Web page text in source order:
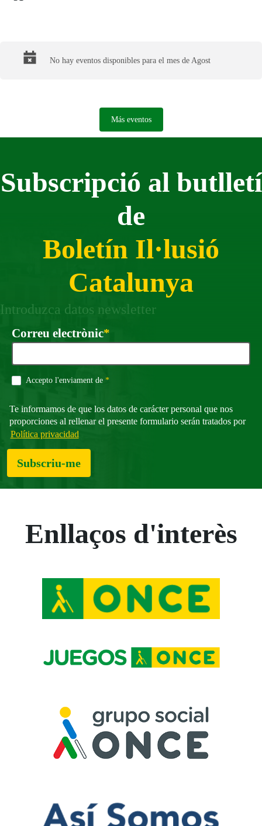
No hay eventos disponibles para el mes de Agost
Más eventos
Subscripció al butlletí
de
Boletín Il·lusió
Catalunya
Introduzca datos newsletter
Correu electrònic*
Accepto l'enviament de *Obligatori
Te informamos de que los datos de carácter personal que nos
proporciones al rellenar el presente formulario serán tratados por
Política privacidad
Subscriu-me
Enllaços d'interès